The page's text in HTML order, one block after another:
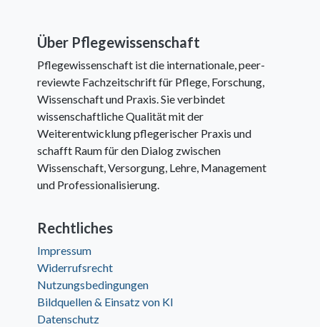
Über Pflegewissenschaft
Pflegewissenschaft ist die internationale, peer-
reviewte Fachzeitschrift für Pflege, Forschung,
Wissenschaft und Praxis. Sie verbindet
wissenschaftliche Qualität mit der
Weiterentwicklung pflegerischer Praxis und
schafft Raum für den Dialog zwischen
Wissenschaft, Versorgung, Lehre, Management
und Professionalisierung.
Rechtliches
Impressum
Widerrufsrecht
Nutzungsbedingungen
Bildquellen & Einsatz von KI
Datenschutz